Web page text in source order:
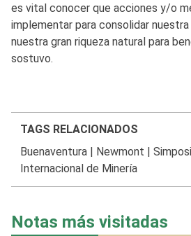
es vital conocer que acciones y/o
implementar para consolidar
nuestra gran riqueza natural para
sostuvo.
TAGS RELACIONADOS
Buenaventura| Newmont
Internacional de Minería
Notas más visitadas